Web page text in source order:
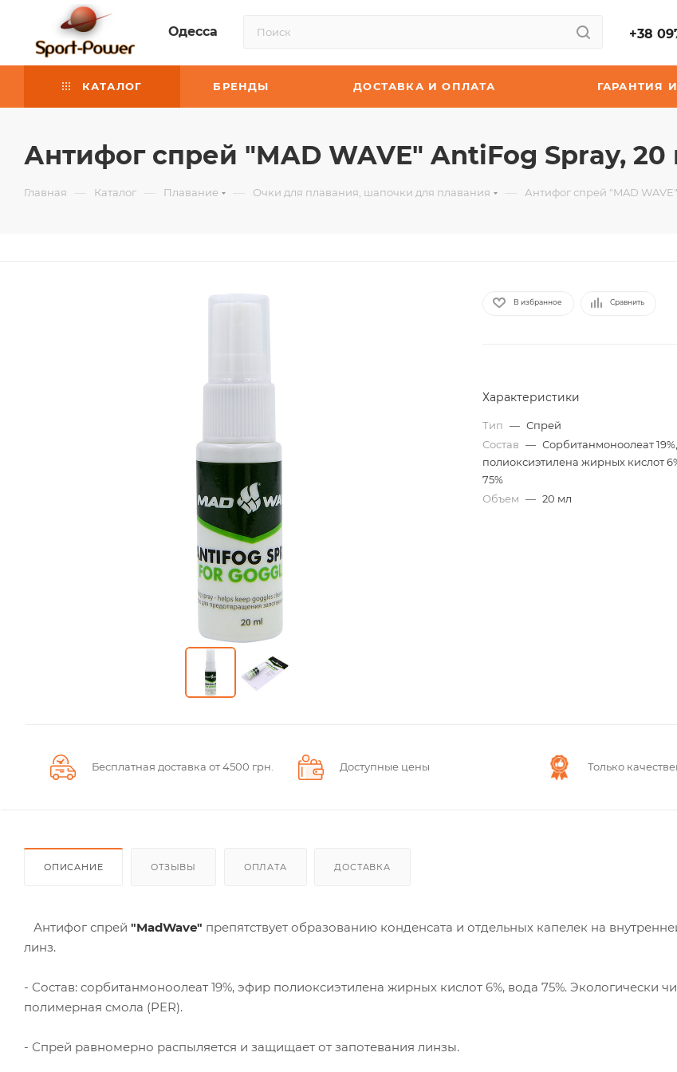
Одесса +38
КАТАЛОГ БРЕНДЫ ДОСТАВКА И ОПЛАТА ГАРАНТИЯ
Антифог спрей "MAD WAVE" AntiFog Spray, 20
Главная — Каталог — Плавание — Очки для плавания, шапочки для плавания — Антифог спрей "MAD
В избранное Сравнить
Характеристики
Тип — Спрей
Состав — Сорбитанмоноолеат
полиоксиэтилена жирных кислот
75%
Объем — 20 мл
Бесплатная доставка от 4500 грн. Доступные цены Только
ОПИСАНИЕ ОТЗЫВЫ ОПЛАТА ДОСТАВКА
Антифог спрей "MadWave" препятствует образованию конденсата и отдельных капелек на
линз.
- Состав: cорбитанмоноолеат 19%, эфир полиоксиэтилена жирных кислот 6%, вода 75%. Экологически
полимерная смола (PER).
- Спрей равномерно распыляется и защищает от запотевания линзы.